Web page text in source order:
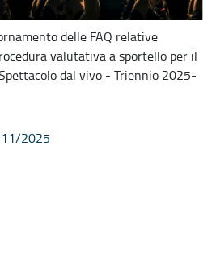
delle FAQ relative
valutativa a sportello per il
dal vivo - Triennio 2025-
11/2025